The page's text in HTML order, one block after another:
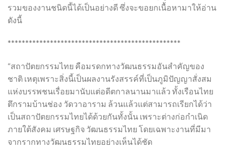
รวมของงานชนิดนี้ได้เป็นอย่างดี ซึ่งจะขอยกเนื้อหามาให้อ่าน
ดังนี้
*************************************************
“สถาปัตยกรรมไทย คือมรดกทางวัฒนธรรมอันสำคัญของ
ชาติ เหตุเพราะสิ่งนี้เป็นผลงานรังสรรค์ที่เป็นภูมิปัญญาสั่งสม
แห่งบรรพชนเรื่อยมานับแต่อดีตกาลนานมาแล้ว ทั้งเรือนไทย
ตึกรามบ้านช่อง วัดวาอาราม ล้วนแล้วแต่สามารถเรียกได้ว่า
เป็นสถาปัตยกรรมไทยได้ด้วยกันทั้งนั้น เพราะต่างก่อกำเนิด
ภายใต้สังคม เศรษฐกิจ วัฒนธรรมไทย โดยเฉพาะงานที่มีมา
จากรากทางวัฒนธรรมไทยอย่างเห็นได้ชัด